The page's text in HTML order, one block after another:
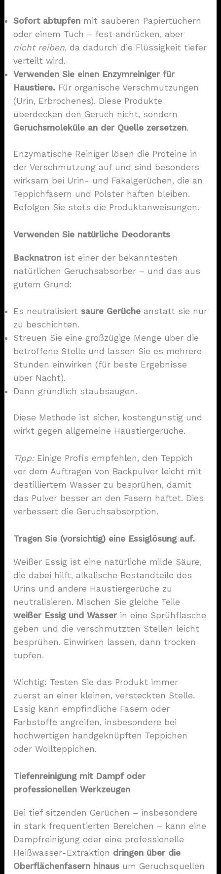
Sofort abtupfenmit sauberen Papiertüchern
oder einem Tuch – fest andrücken, aber
nicht reiben, da dadurch die Flüssigkeit tiefer
verteilt wird.
Verwenden Sie einen Enzymreiniger für
Haustiere.Für organische Verschmutzungen
(Urin, Erbrochenes). Diese Produkte
überdecken den Geruch nicht, sondern
Geruchsmoleküle an der Quelle zersetzen.
Enzymatische Reiniger lösen die Proteine in
der Verschmutzung auf und sind besonders
wirksam bei Urin- und Fäkalgerüchen, die an
Teppichfasern und Polster haften bleiben.
Befolgen Sie stets die Produktanweisungen.
Verwenden Sie natürliche Deodorants
Backnatronist einer der bekanntesten
natürlichen Geruchsabsorber – und das aus
gutem Grund:
Es neutralisiert saure Gerücheanstatt sie nur
zu beschichten.
Streuen Sie eine großzügige Menge über die
betroffene Stelle und lassen Sie es mehrere
Stunden einwirken (für beste Ergebnisse
über Nacht).
Dann gründlich staubsaugen.
Diese Methode ist sicher, kostengünstig und
wirkt gegen allgemeine Haustiergerüche.
Tipp:Einige Profis empfehlen, den Teppich
vor dem Auftragen von Backpulver leicht mit
destilliertem Wasser zu besprühen, damit
das Pulver besser an den Fasern haftet. Dies
verbessert die Geruchsabsorption.
Tragen Sie (vorsichtig) eine Essiglösung auf.
Weißer Essig ist eine natürliche milde Säure,
die dabei hilft, alkalische Bestandteile des
Urins und andere Haustiergerüche zu
neutralisieren. Mischen Sie gleiche Teile
weißer Essig und Wasserin eine Sprühflasche
geben und die verschmutzten Stellen leicht
besprühen. Einwirken lassen, dann trocken
tupfen.
Wichtig: Testen Sie das Produkt immer
zuerst an einer kleinen, versteckten Stelle.
Essig kann empfindliche Fasern oder
Farbstoffe angreifen, insbesondere bei
hochwertigen handgeknüpften Teppichen
oder Wollteppichen.
Tiefenreinigung mit Dampf oder
professionellen Werkzeugen
Bei tief sitzenden Gerüchen – insbesondere
in stark frequentierten Bereichen – kann eine
Dampfreinigung oder eine professionelle
Heißwasser-Extraktion dringen über die
Oberflächenfasern hinausum Geruchsquellen